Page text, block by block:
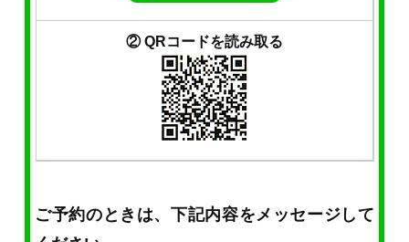
② QRコードを読み取る
ご予約のときは、下記内容をメッセージして